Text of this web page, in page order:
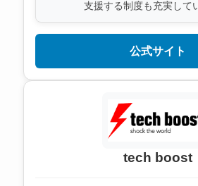
支援する制度も充実して
公式サイト
tech boost